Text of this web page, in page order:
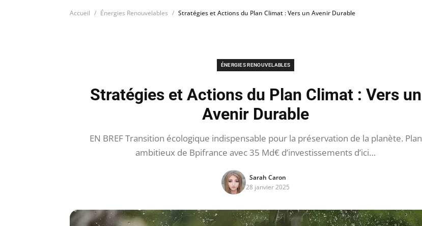
Accueil Énergies Renouvelables Stratégies et Actions du Plan Climat : Vers un Avenir Durable
ÉNERGIES RENOUVELABLES
Stratégies et Actions du Plan Climat : Vers un
Avenir Durable
EN BREF Transition écologique indispensable pour la préservation de la planète. Plan
ambitieux de Bpifrance avec 35 Md€ d’investissements d’ici…
Sarah Caron
28 janvier 2025